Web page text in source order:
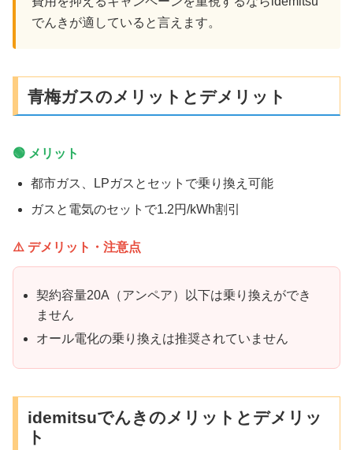
でんきが適していると言えます。
青梅ガスのメリットとデメリット
🟢 メリット
都市ガス、LPガスとセットで乗り換え可能
ガスと電気のセットで1.2円/kWh割引
⚠️ デメリット・注意点
契約容量20A（アンペア）以下は乗り換えができ
ません
オール電化の乗り換えは推奨されていません
idemitsuでんきのメリットとデメリッ
ト